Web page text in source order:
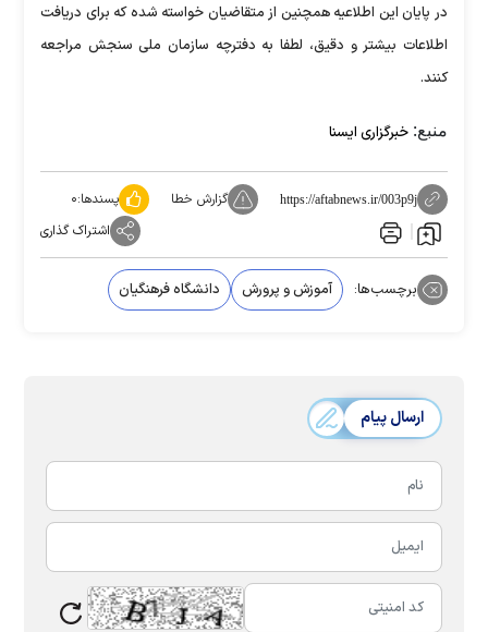
در پایان این اطلاعیه همچنین از متقاضیان خواسته شده که برای دریافت
اطلاعات بیشتر و دقیق، لطفا به دفترچه سازمان ملی سنجش مراجعه
کنند.
منبع: خبرگزاری ایسنا
https://aftabnews.ir/003p9j گزارش خطا پسندها:۰
اشتراک گذاری
برچسب‌ها: آموزش و پرورش دانشگاه فرهنگیان
ارسال پیام